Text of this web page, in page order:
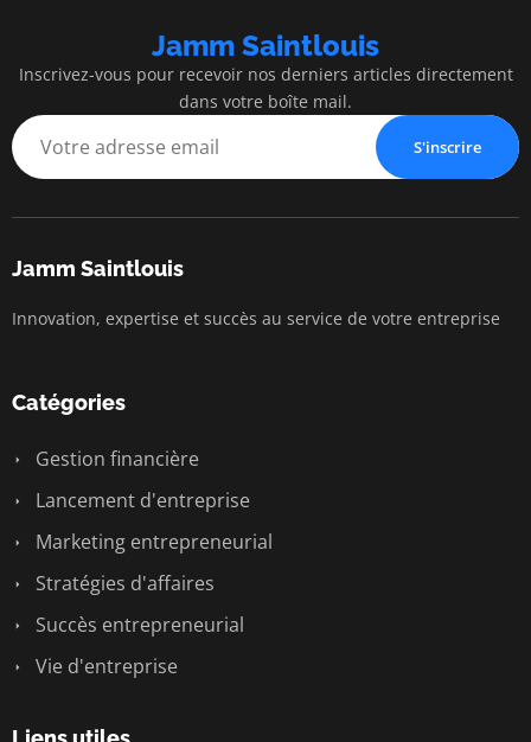
Jamm Saintlouis
Inscrivez-vous pour recevoir nos derniers articles directement
dans votre boîte mail.
S'inscrire
Jamm Saintlouis
Innovation, expertise et succès au service de votre entreprise
Catégories
Gestion financière
Lancement d'entreprise
Marketing entrepreneurial
Stratégies d'affaires
Succès entrepreneurial
Vie d'entreprise